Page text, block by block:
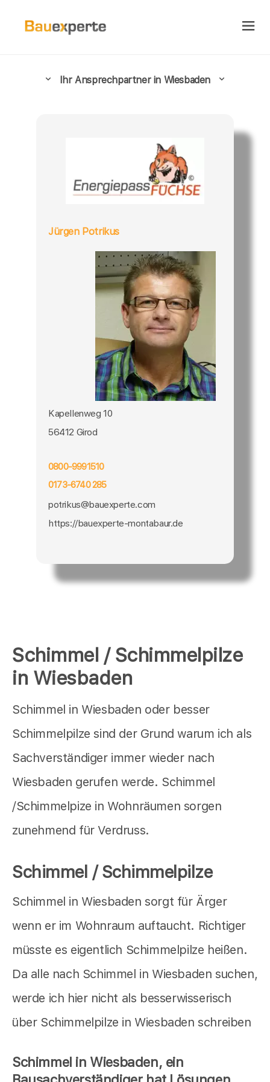
Schimmel / Schimmelpilze
in Wiesbaden
Schimmel in Wiesbaden oder besser
Schimmelpilze sind der Grund warum ich als
Sachverständiger immer wieder nach
Wiesbaden gerufen werde. Schimmel
/Schimmelpize in Wohnräumen sorgen
zunehmend für Verdruss.
Schimmel / Schimmelpilze
Schimmel in Wiesbaden sorgt für Ärger
wenn er im Wohnraum auftaucht. Richtiger
müsste es eigentlich Schimmelpilze heißen.
Da alle nach Schimmel in Wiesbaden suchen,
werde ich hier nicht als besserwisserisch
über Schimmelpilze in Wiesbaden schreiben
Schimmel in Wiesbaden, ein
Ihr Ansprechpartner in Wiesbaden
Jürgen Potrikus
Kapellenweg 10
56412 Girod
0800-9991510
0173-6740 285
potrikus@bauexperte.com
https://bauexperte-montabaur.de